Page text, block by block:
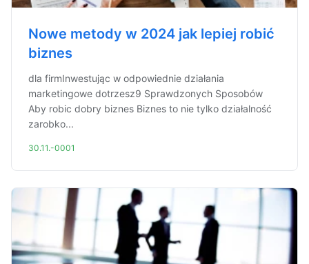
Nowe metody w 2024 jak lepiej robić
biznes
dla firmInwestując w odpowiednie działania
marketingowe dotrzesz9 Sprawdzonych Sposobów
Aby robic dobry biznes Biznes to nie tylko działalność
zarobko...
30.11.-0001